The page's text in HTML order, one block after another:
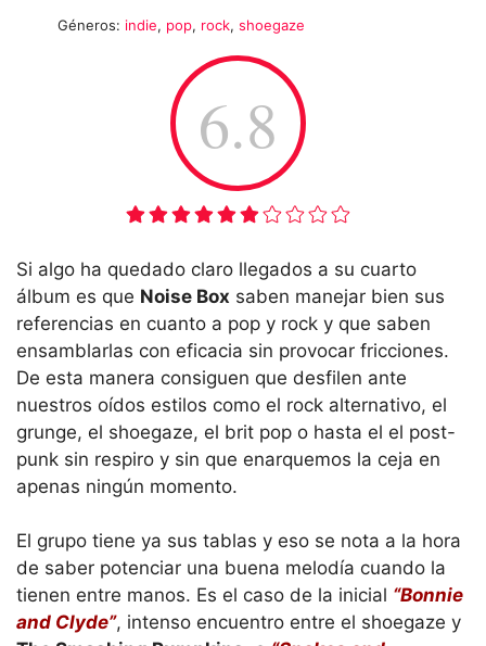
Géneros: indie, pop, rock, shoegaze
6.8
Si algo ha quedado claro llegados a su cuarto
álbum es que Noise Box saben manejar bien sus
referencias en cuanto a pop y rock y que saben
ensamblarlas con eficacia sin provocar fricciones.
De esta manera consiguen que desfilen ante
nuestros oídos estilos como el rock alternativo, el
grunge, el shoegaze, el brit pop o hasta el el post-
punk sin respiro y sin que enarquemos la ceja en
apenas ningún momento.
El grupo tiene ya sus tablas y eso se nota a la hora
de saber potenciar una buena melodía cuando la
tienen entre manos. Es el caso de la inicial “Bonnie
and Clyde”, intenso encuentro entre el shoegaze y